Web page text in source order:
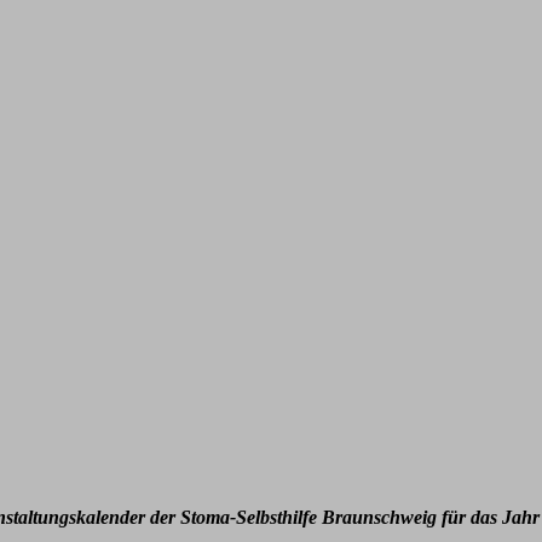
der Stoma-Selbsthilfe Braunschweig für das